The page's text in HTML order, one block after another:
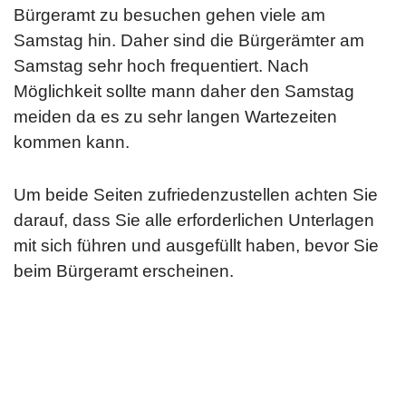
Bürgeramt zu besuchen gehen viele am
Samstag hin. Daher sind die Bürgerämter am
Samstag sehr hoch frequentiert. Nach
Möglichkeit sollte mann daher den Samstag
meiden da es zu sehr langen Wartezeiten
kommen kann.
Um beide Seiten zufriedenzustellen achten Sie
darauf, dass Sie alle erforderlichen Unterlagen
mit sich führen und ausgefüllt haben, bevor Sie
beim Bürgeramt erscheinen.